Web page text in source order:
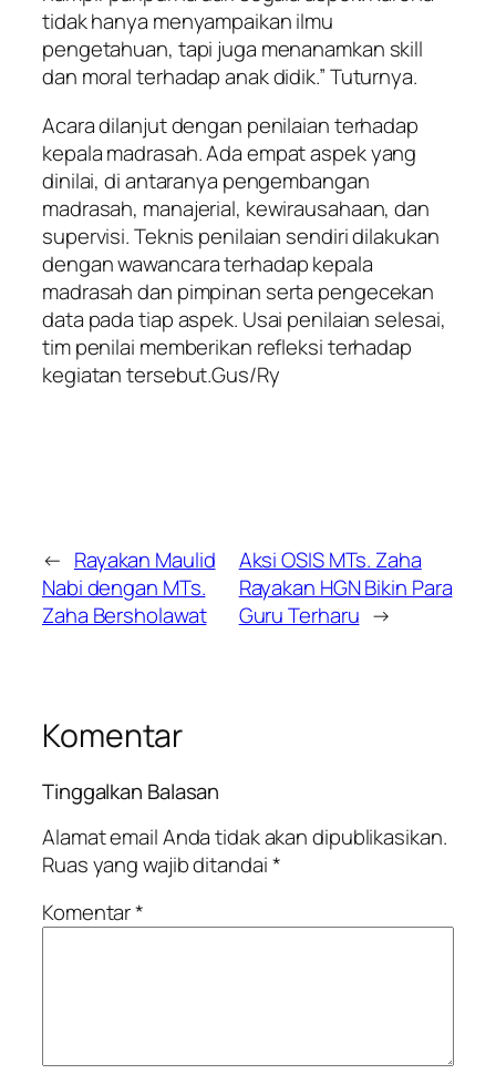
tidak hanya menyampaikan ilmu
pengetahuan, tapi juga menanamkan skill
dan moral terhadap anak didik.” Tuturnya.
Acara dilanjut dengan penilaian terhadap
kepala madrasah. Ada empat aspek yang
dinilai, di antaranya pengembangan
madrasah, manajerial, kewirausahaan, dan
supervisi. Teknis penilaian sendiri dilakukan
dengan wawancara terhadap kepala
madrasah dan pimpinan serta pengecekan
data pada tiap aspek. Usai penilaian selesai,
tim penilai memberikan refleksi terhadap
kegiatan tersebut.Gus/Ry
← Rayakan Maulid
Nabi dengan MTs.
Zaha Bersholawat
Aksi OSIS MTs. Zaha
Rayakan HGN Bikin Para
Guru Terharu →
Komentar
Tinggalkan Balasan
Alamat email Anda tidak akan dipublikasikan.
Ruas yang wajib ditandai*
Komentar*